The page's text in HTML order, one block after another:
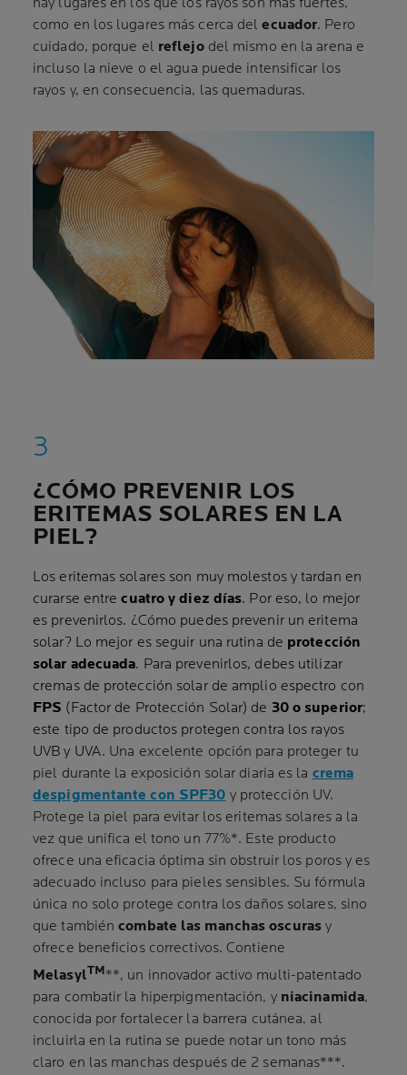
como en los lugares más cerca delecuador. Pero
cuidado, porque el reflejo del mismo en la arena e
incluso la nieve o el agua puede intensificar los
rayos y, en consecuencia, las quemaduras.
¿CÓMO PREVENIR LOS
ERITEMAS SOLARES EN LA
PIEL?
Los eritemas solares son muy molestos y tardan en
curarse entrecuatro y diez días. Por eso, lo mejor
es prevenirlos. ¿Cómo puedes prevenir un eritema
solar? Lo mejor es seguir una rutina de protección
solar adecuada. Para prevenirlos, debes utilizar
cremas de protección solar de amplio espectro con
FPS (Factor de Protección Solar) de 30 o superior;
este tipo de productos protegen contra los rayos
UVB y UVA. Una excelente opción para proteger tu
piel durante la exposición solar diaria es la crema
despigmentante con SPF30 y protección UV.
Protege la piel para evitar los eritemas solares a la
vez que unifica el tono un 77%*. Este producto
ofrece una eficacia óptima sin obstruir los poros y es
adecuado incluso para pieles sensibles. Su fórmula
única no solo protege contra los daños solares, sino
que tambiéncombate las manchas oscurasy
ofrece beneficios correctivos. Contiene
MelasylTM**, un innovador activo multi-patentado
para combatir la hiperpigmentación, y niacinamida,
conocida por fortalecer la barrera cutánea, al
incluirla en la rutina se puede notar un tono más
claro en las manchas después de 2 semanas***.